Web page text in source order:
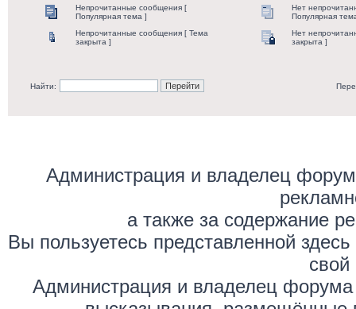
Непрочитанные сообщения [
Популярная тема ]
Нет
Популярная
Непрочитанные сообщения [ Тема
закрыта ]
Нет
закрыта ]
Найти:
Администрация и владелец
а также за содержание
Вы пользуетесь представленной
свой
Администрация и владелец форума